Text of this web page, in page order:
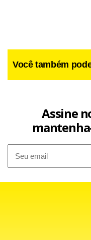
“Acreditamos que o
ativo, possibilitando o
Você também
Assine